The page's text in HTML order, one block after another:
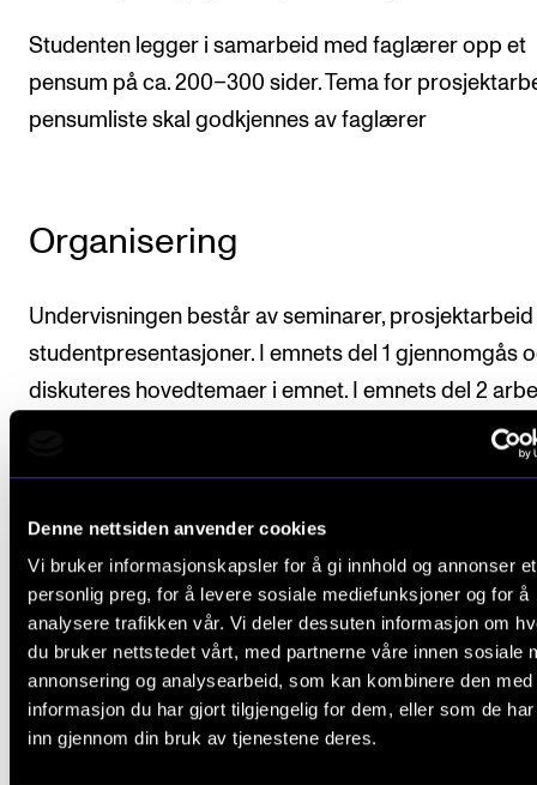
Denne nettsiden anvender cookies
Vi bruker informasjonskapsler for å gi innhold og annonser et
personlig preg, for å levere sosiale mediefunksjoner og for å
analysere trafikken vår. Vi deler dessuten informasjon om
du bruker nettstedet vårt, med partnerne våre innen sosiale
annonsering og analysearbeid, som kan kombinere den med
informasjon du har gjort tilgjengelig for dem, eller som de
inn gjennom din bruk av tjenestene deres.
Studenten legger i samarbeid med faglærer opp et
pensum på ca. 200–300 sider. Tema for
pensumliste skal godkjennes av faglærer
Organisering
Undervisningen består av seminarer,
studentpresentasjoner. I emnets del 1 gjennomgås
diskuteres hovedtemaer i emnet. I emnets del 2
kunstnerisk/musikalsk problemstilling knyttet til
gjennomføring av et prosjekt, muntlig presentasjon
refleksjonsoppgave.
Studenten velger selv om prosjektarbeidet skal
gjennomføres individuelt eller som gruppearbeid.
På seminarene bidrar både lærer og studenter